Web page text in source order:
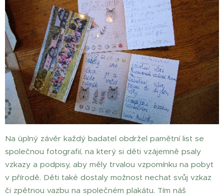
Na úplný závěr každý badatel obdržel pamětní list se
společnou fotografií, na který si děti vzájemně psaly
vzkazy a podpisy, aby měly trvalou vzpomínku na pobyt
v přírodě. Děti také dostaly možnost nechat svůj vzkaz
či zpětnou vazbu na společném plakátu. Tím náš